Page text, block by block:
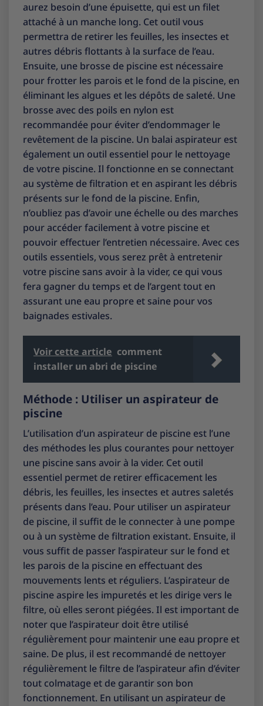
aurez besoin d’une épuisette, qui est un filet
attaché à un manche long. Cet outil vous
permettra de retirer les feuilles, les insectes et
autres débris flottants à la surface de l’eau.
Ensuite, une brosse de piscine est nécessaire
pour frotter les parois et le fond de la piscine, en
éliminant les algues et les dépôts de saleté. Une
brosse avec des poils en nylon est
recommandée pour éviter d’endommager le
revêtement de la piscine. Un balai aspirateur est
également un outil essentiel pour le nettoyage
de votre piscine. Il fonctionne en se connectant
au système de filtration et en aspirant les débris
présents sur le fond de la piscine. Enfin,
n’oubliez pas d’avoir une échelle ou des marches
pour accéder facilement à votre piscine et
pouvoir effectuer l’entretien nécessaire. Avec ces
outils essentiels, vous serez prêt à entretenir
votre piscine sans avoir à la vider, ce qui vous
fera gagner du temps et de l’argent tout en
assurant une eau propre et saine pour vos
baignades estivales.
Voir cette article comment
installer un abri de piscine
Méthode : Utiliser un aspirateur de
piscine
L’utilisation d’un aspirateur de piscine est l’une
des méthodes les plus courantes pour nettoyer
une piscine sans avoir à la vider. Cet outil
essentiel permet de retirer efficacement les
débris, les feuilles, les insectes et autres saletés
présents dans l’eau. Pour utiliser un aspirateur
de piscine, il suffit de le connecter à une pompe
ou à un système de filtration existant. Ensuite, il
vous suffit de passer l’aspirateur sur le fond et
les parois de la piscine en effectuant des
mouvements lents et réguliers. L’aspirateur de
piscine aspire les impuretés et les dirige vers le
filtre, où elles seront piégées. Il est important de
noter que l’aspirateur doit être utilisé
régulièrement pour maintenir une eau propre et
saine. De plus, il est recommandé de nettoyer
régulièrement le filtre de l’aspirateur afin d’éviter
tout colmatage et de garantir son bon
fonctionnement. En utilisant un aspirateur de